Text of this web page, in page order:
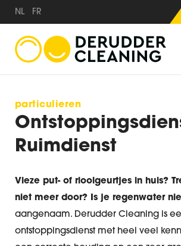
NL FR
particulieren
Ruimdienst
Vieze put- of rioolgeurtjes in huis?
niet meer door? Is je regenwater
aangenaam. Derudder Cleaning is
ontstoppingsdienst met heel veel